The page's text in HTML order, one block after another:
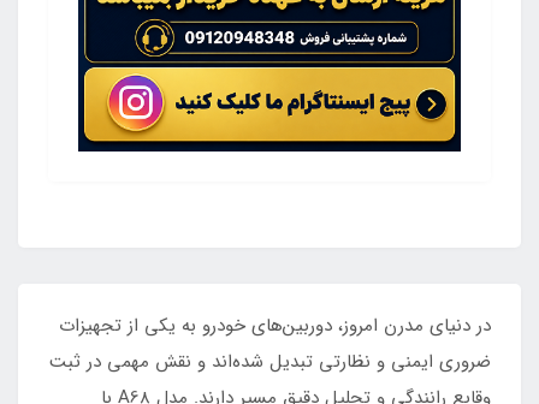
در دنیای مدرن امروز، دوربین‌های خودرو به یکی از تجهیزات
ضروری ایمنی و نظارتی تبدیل شده‌اند و نقش مهمی در ثبت
وقایع رانندگی و تحلیل دقیق مسیر دارند. مدل A68 با